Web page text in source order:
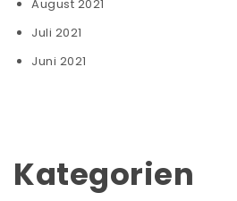
August 2021
Juli 2021
Juni 2021
Kategorien